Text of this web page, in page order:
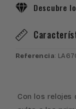
Descubre
Referencia:
Con los relojes